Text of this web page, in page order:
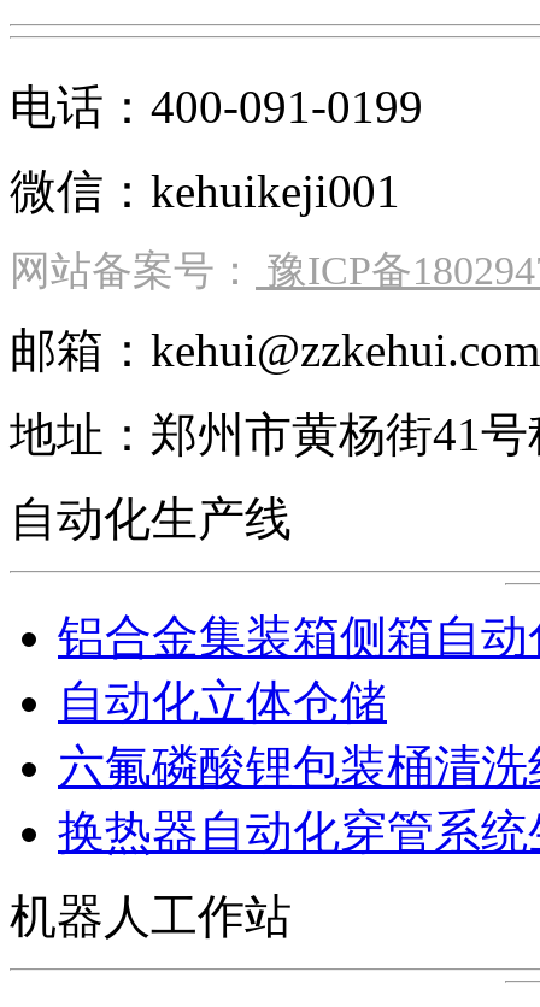
电话：400-091-0199
微信：kehuikeji001
网站备案号： 豫ICP备
邮箱：kehui@zzkehui.com
地址：郑州市黄杨街41
自动化生产线
铝合金集装箱侧箱自
自动化立体仓储
六氟磷酸锂包装桶清洗
换热器自动化穿管系
机器人工作站